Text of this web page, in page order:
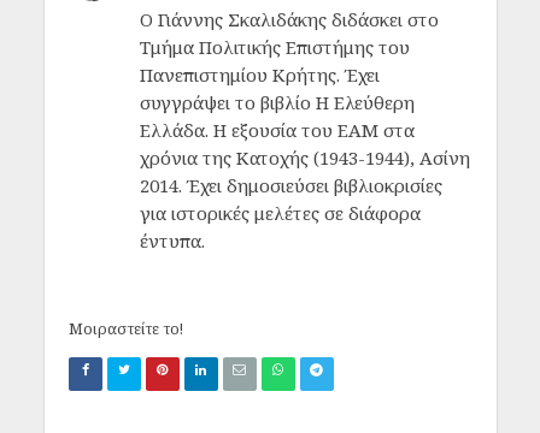
Ο Γιάννης Σκαλιδάκης διδάσκει στο
Τμήμα Πολιτικής Επιστήμης του
Πανεπιστημίου Κρήτης. Έχει
συγγράψει το βιβλίο Η Ελεύθερη
Ελλάδα. Η εξουσία του ΕΑΜ στα
χρόνια της Κατοχής (1943-1944), Ασίνη
2014. Έχει δημοσιεύσει βιβλιοκρισίες
για ιστορικές μελέτες σε διάφορα
έντυπα.
Μοιραστείτε το!